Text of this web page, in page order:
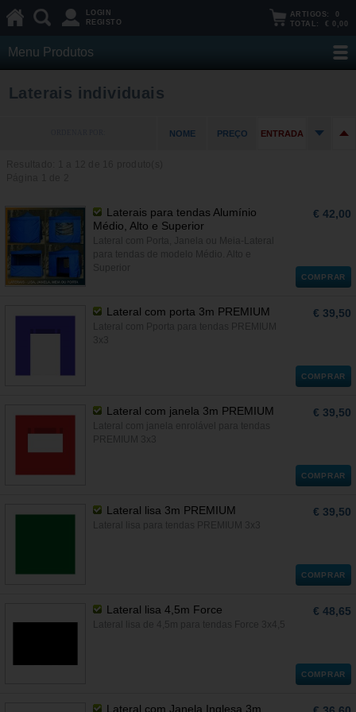
LOGIN
REGISTO
ARTIGOS: 0
TOTAL: € 0,00
Menu Produtos
Laterais individuais
NOME PREÇO ENTRADA
Laterais para tendas Alumínio
Médio, Alto e Superior
€ 42,00
COMPRAR
Lateral com porta 3m PREMIUM € 39,50
COMPRAR
Lateral com janela 3m PREMIUM € 39,50
COMPRAR
Lateral lisa 3m PREMIUM € 39,50
COMPRAR
Lateral lisa 4,5m Force € 48,65
COMPRAR
Lateral com Janela Inglesa 3m